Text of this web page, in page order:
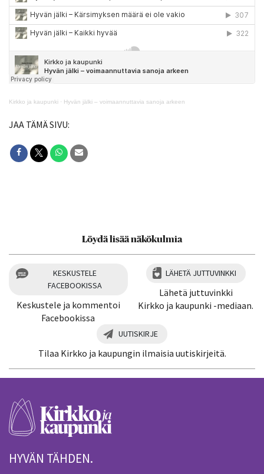
Kirkko ja kaupunki · Hyvän jälki – voimaannuttavia sanoja arkeen
JAA TÄMÄ SIVU:
Löydä lisää näkökulmia
KESKUSTELE
FACEBOOKISSA
Keskustele ja kommentoi
Facebookissa
LÄHETÄ JUTTUVINKKI
Lähetä juttuvinkki
Kirkko ja kaupunki -mediaan.
UUTISKIRJE
Tilaa Kirkko ja kaupungin ilmaisia uutiskirjeitä.
HYVÄN TÄHDEN.